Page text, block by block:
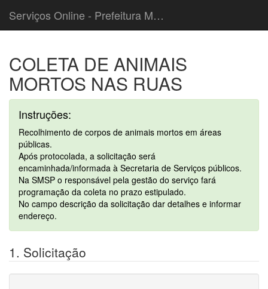
Serviços Online - Prefeitura Municipal de Cordeiropolis
COLETA DE ANIMAIS
MORTOS NAS RUAS
Instruções:
Recolhimento de corpos de animais mortos em áreas
públicas.
Após protocolada, a solicitação será
encaminhada/informada à Secretaria de Serviços públicos.
Na SMSP o responsável pela gestão do serviço fará
programação da coleta no prazo estipulado.
No campo descrição da solicitação dar detalhes e informar
endereço.
1. Solicitação